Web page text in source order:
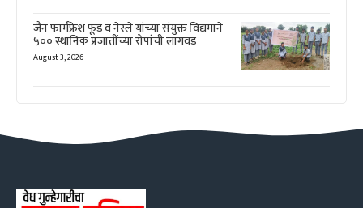
जैन फार्मफ्रेश फूड व नेस्ले यांच्या संयुक्त विद्यमाने
५०० स्थानिक प्रजातींच्या रोपांची लागवड
August 3, 2026